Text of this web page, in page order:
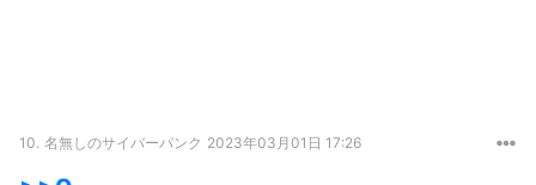
10. 名無しのサイバーパンク 2023年03月01日 17:26